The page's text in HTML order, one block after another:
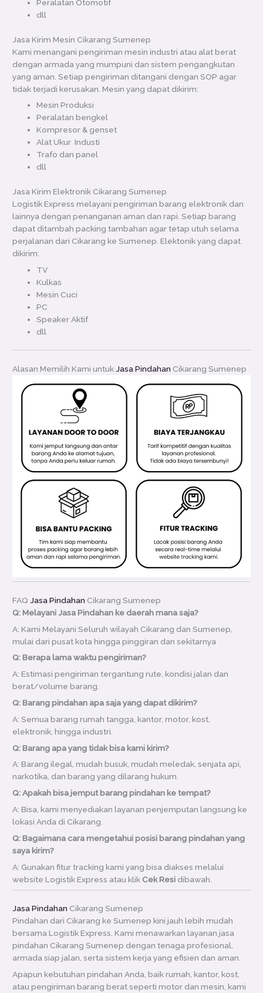
Peralatan Otomotif
dll
Jasa Kirim Mesin Cikarang Sumenep
Kami menangani pengiriman mesin industri atau alat berat
dengan armada yang mumpuni dan sistem pengangkutan
yang aman. Setiap pengiriman ditangani dengan SOP agar
tidak terjadi kerusakan. Mesin yang dapat dikirim:
Mesin Produksi
Peralatan bengkel
Kompresor & genset
Alat Ukur Industi
Trafo dan panel
dll
Jasa Kirim Elektronik Cikarang Sumenep
Logistik Express melayani pengiriman barang elektronik dan
lainnya dengan penanganan aman dan rapi. Setiap barang
dapat ditambah packing tambahan agar tetap utuh selama
perjalanan dari Cikarang ke Sumenep. Elektonik yang dapat
dikirim:
TV
Kulkas
Mesin Cuci
PC
Speaker Aktif
dll
Alasan Memilih Kami untuk Jasa Pindahan Cikarang Sumenep
FAQ Jasa Pindahan Cikarang Sumenep
Q: Melayani Jasa Pindahan ke daerah mana saja?
A: Kami Melayani Seluruh wilayah Cikarang dan Sumenep,
mulai dari pusat kota hingga pinggiran dan sekitarnya
Q: Berapa lama waktu pengiriman?
A: Estimasi pengiriman tergantung rute, kondisi jalan dan
berat/volume barang.
Q: Barang pindahan apa saja yang dapat dikirim?
A: Semua barang rumah tangga, kantor, motor, kost,
elektronik, hingga industri.
Q: Barang apa yang tidak bisa kami kirim?
A: Barang ilegal, mudah busuk, mudah meledak, senjata api,
narkotika, dan barang yang dilarang hukum.
Q: Apakah bisa jemput barang pindahan ke tempat?
A: Bisa, kami menyediakan layanan penjemputan langsung ke
lokasi Anda di Cikarang.
Q: Bagaimana cara mengetahui posisi barang pindahan yang
saya kirim?
A: Gunakan fitur tracking kami yang bisa diakses melalui
website Logistik Express atau klik Cek Resi dibawah.
Jasa Pindahan Cikarang Sumenep
Pindahan dari Cikarang ke Sumenep kini jauh lebih mudah
bersama Logistik Express. Kami menawarkan layanan jasa
pindahan Cikarang Sumenep dengan tenaga profesional,
armada siap jalan, serta sistem kerja yang efisien dan aman.
Apapun kebutuhan pindahan Anda, baik rumah, kantor, kost,
atau pengiriman barang berat seperti motor dan mesin, kami